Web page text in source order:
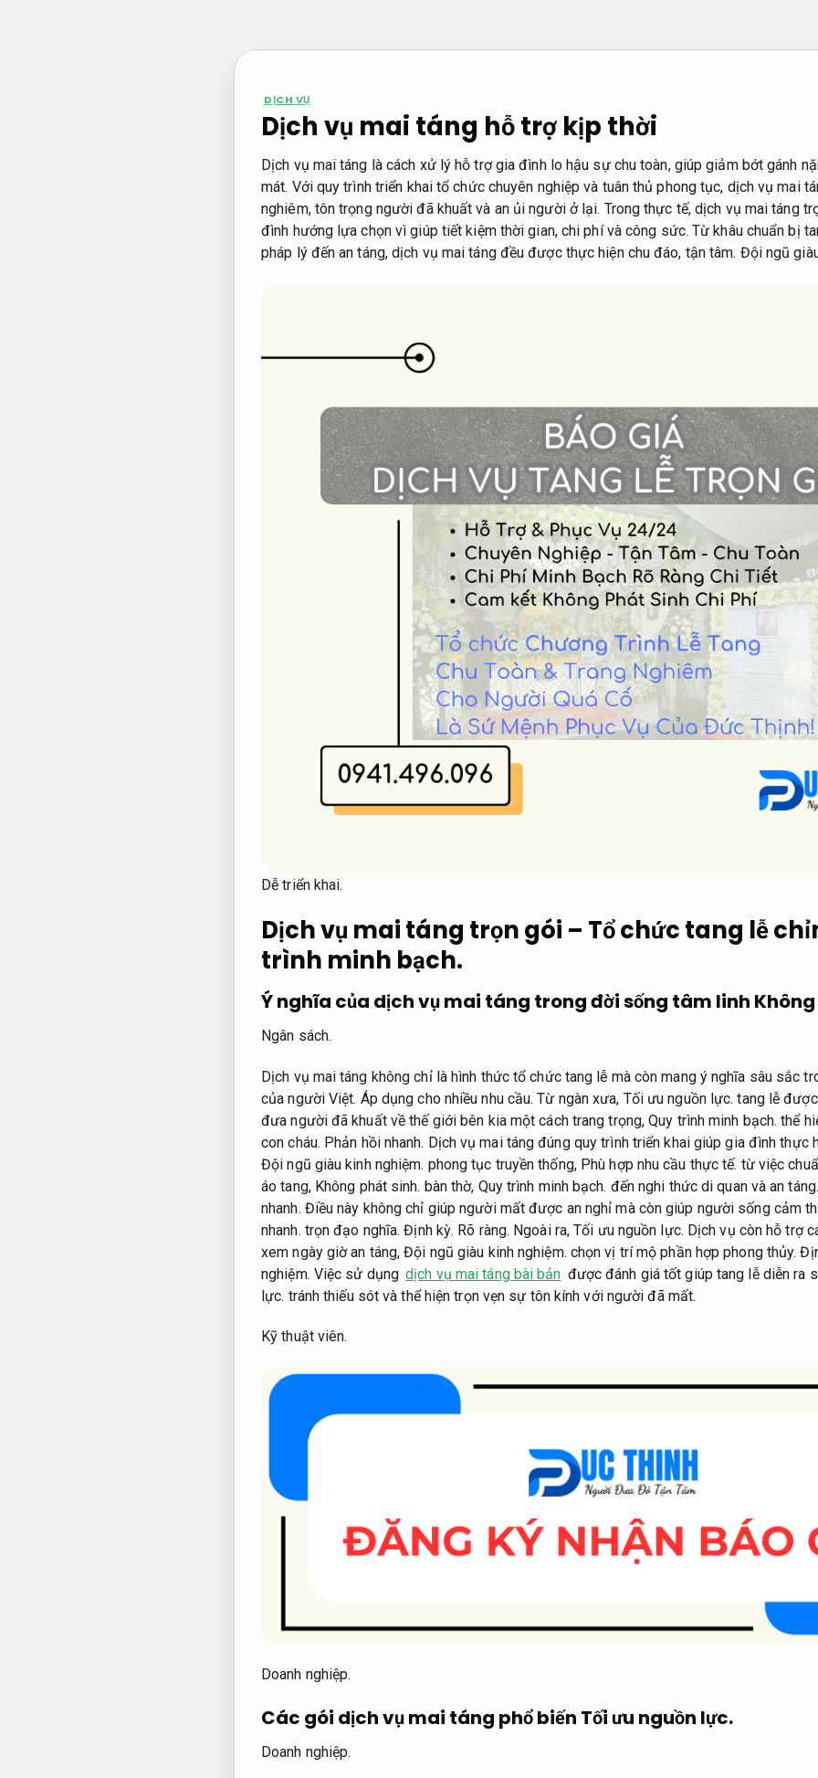
DỊCH VỤ
Dịch vụ mai táng hỗ trợ kịp thời
Dịch vụ mai táng là cách xử lý hỗ trợ gia đình lo hậu sự chu toàn, giúp giảm bớt gánh
mát. Với quy trình triển khai tổ chức chuyên nghiệp và tuân thủ phong tục, dịch vụ mai
nghiêm, tôn trọng người đã khuất và an ủi người ở lại. Trong thực tế, dịch vụ mai táng
đình hướng lựa chọn vì giúp tiết kiệm thời gian, chi phí và công sức. Từ khâu chuẩn bị
pháp lý đến an táng, dịch vụ mai táng đều được thực hiện chu đáo, tận tâm. Đội ngũ
Dễ triển khai.
Dịch vụ mai táng trọn gói – Tổ chức tang lễ
trình minh bạch.
Ý nghĩa của dịch vụ mai táng trong đời sống tâm linh
Ngân sách.
Dịch vụ mai táng không chỉ là hình thức tổ chức tang lễ mà còn mang ý nghĩa sâu sắc
của người Việt. Áp dụng cho nhiều nhu cầu. Từ ngàn xưa, Tối ưu nguồn lực. tang lễ
đưa người đã khuất về thế giới bên kia một cách trang trọng,Quy trình minh bạch. thể
con cháu. Phản hồi nhanh. Dịch vụ mai táng đúng quy trình triển khai giúp gia đình thực
Đội ngũ giàu kinh nghiệm. phong tục truyền thống, Phù hợp nhu cầu thực tế. từ việc
áo tang, Không phát sinh. bàn thờ, Quy trình minh bạch. đến nghi thức di quan và an
nhanh. Điều này không chỉ giúp người mất được an nghỉ mà còn giúp người sống cảm
nhanh. trọn đạo nghĩa.Định kỳ. Rõ ràng. Ngoài ra,Tối ưu nguồn lực. Dịch vụ còn hỗ trợ
xem ngày giờ an táng,Đội ngũ giàu kinh nghiệm. chọn vị trí mộ phần hợp phong thủy.
nghiệm. Việc sử dụng dịch vụ mai táng bài bản được đánh giá tốt giúp tang lễ diễn ra
lực. tránh thiếu sót và thể hiện trọn vẹn sự tôn kính với người đã mất.
Kỹ thuật viên.
Doanh nghiệp.
Các gói dịch vụ mai táng phổ biến Tối ưu nguồn lực.
Doanh nghiệp.